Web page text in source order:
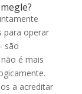
para operar
são
é mais
a acreditar